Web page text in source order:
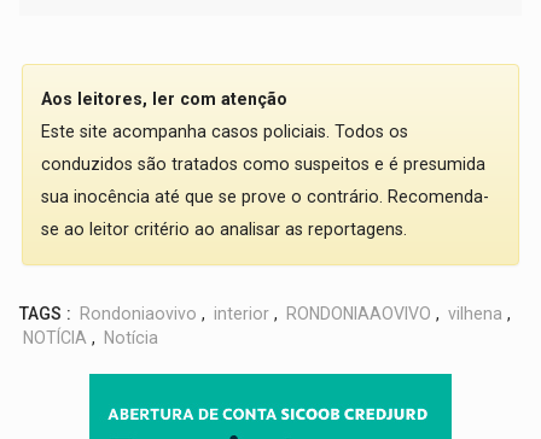
Aos leitores, ler com atenção
Este site acompanha casos policiais. Todos os
conduzidos são tratados como suspeitos e é presumida
sua inocência até que se prove o contrário. Recomenda-
se ao leitor critério ao analisar as reportagens.
TAGS : Rondoniaovivo , interior , RONDONIAAOVIVO , vilhena ,
NOTÍCIA , Notícia